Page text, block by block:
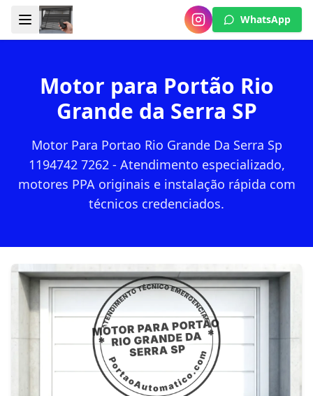
WhatsApp
Motor para Portão Rio
Grande da Serra SP
Motor Para Portao Rio Grande Da Serra Sp
1194742 7262 - Atendimento especializado,
motores PPA originais e instalação rápida com
técnicos credenciados.